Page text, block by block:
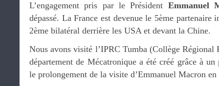
L’engagement pris par le Président Emmanuel
dépassé. La France est devenue le 5ème partenaire
2ème bilatéral derrière les USA et devant la Chine.
Nous avons visité l’IPRC Tumba (Collège Régional
département de Mécatronique a été créé grâce à
le prolongement de la visite d’Emmanuel Macron en